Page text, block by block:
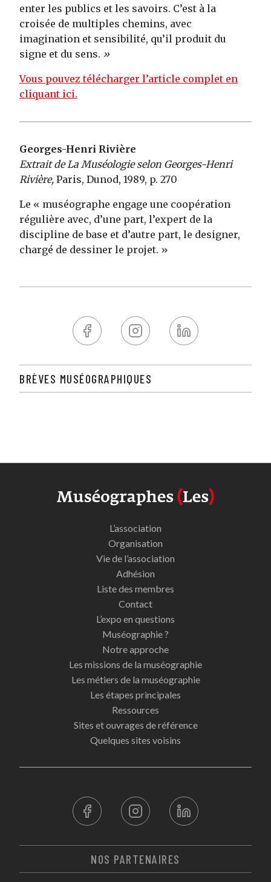
enter les publics et les savoirs. C’est à la
croisée de multiples chemins, avec
imagination et sensibilité, qu’il produit du
signe et du sens. »
Vous pouvez télécharger l’article complet en
cliquant ici.
Georges-Henri Rivière
Extrait de La Muséologie selon Georges-Henri
Rivière, Paris, Dunod, 1989, p. 270
Le « muséographe engage une coopération
régulière avec, d’une part, l’expert de la
discipline de base et d’autre part, le designer,
chargé de dessiner le projet. »
BRÈVES MUSÉOGRAPHIQUES
L’association
Organisation
Vie de l’association
Adhésion
Liste des membres
Contact
L’expo en questions
Muséographie ?
Notre approche
Les missions de la muséographie
Les métiers de la muséographie
Les étapes principales
Ressources
Sites et ouvrages de référence
Quelques sites voisins
NOS PARTENAIRES